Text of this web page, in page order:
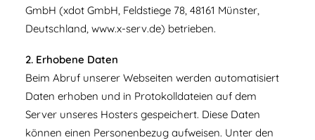
GmbH (xdot GmbH, Feldstiege 78, 48161 Münster,
Deutschland, www.x-serv.de) betrieben.
2. Erhobene Daten
Beim Abruf unserer Webseiten werden automatisiert
Daten erhoben und in Protokolldateien auf dem
Server unseres Hosters gespeichert. Diese Daten
können einen Personenbezug aufweisen. Unter den